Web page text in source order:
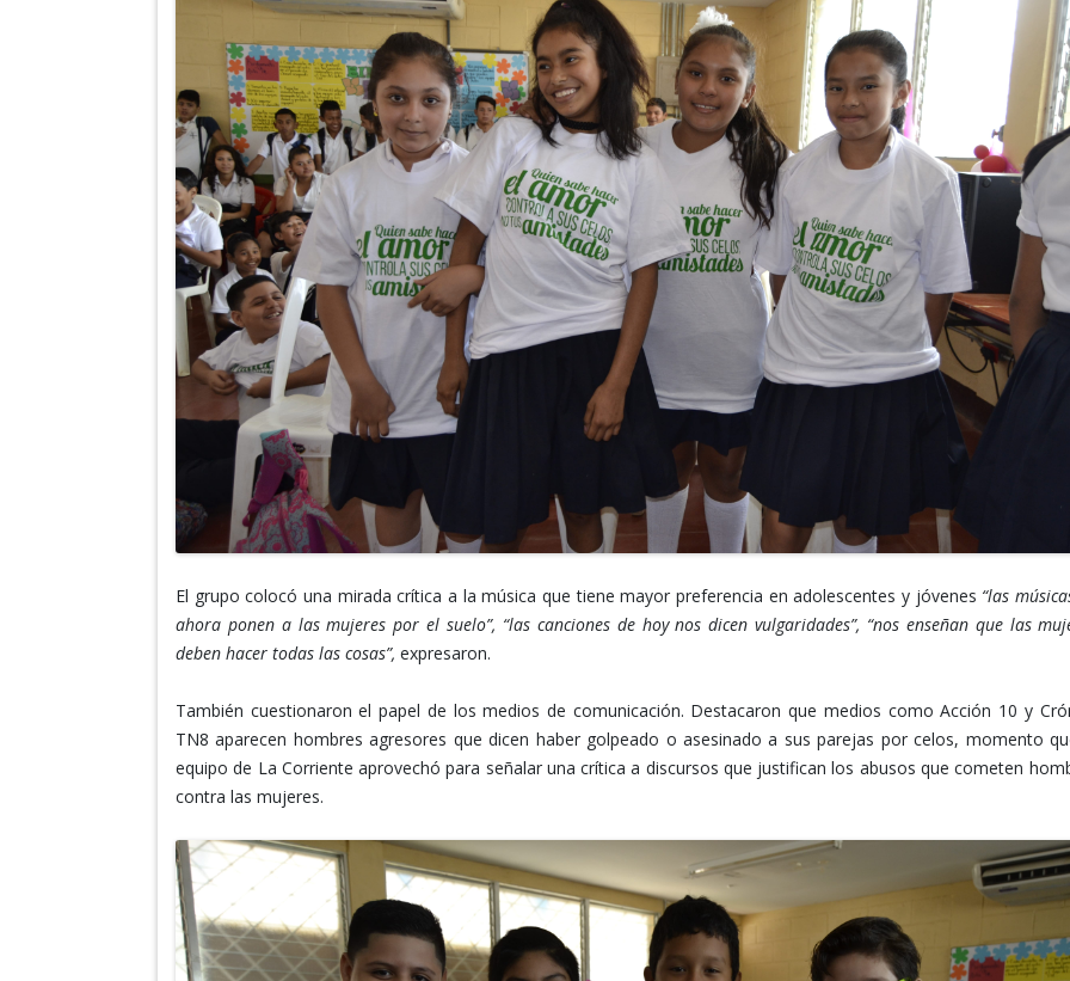
El grupo colocó una mirada crítica a la música que tiene mayor preferencia en adolescentes y jóvenes “las
ahora ponen a las mujeres por el suelo”, “las canciones de hoy nos dicen vulgaridades”, “nos enseñan que las
deben hacer todas las cosas”, expresaron.
También cuestionaron el papel de los medios de comunicación. Destacaron que medios como Acción 10 y
TN8 aparecen hombres agresores que dicen haber golpeado o asesinado a sus parejas por celos, momento
equipo de La Corriente aprovechó para señalar una crítica a discursos que justifican los abusos que cometen
contra las mujeres.